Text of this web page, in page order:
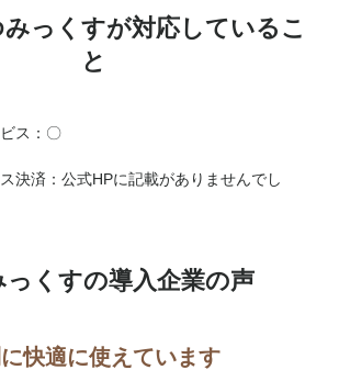
っくすが対応しているこ
と
ス：〇
決済：公式HPに記載がありませんでし
っくすの導入企業の声
快適に使えています